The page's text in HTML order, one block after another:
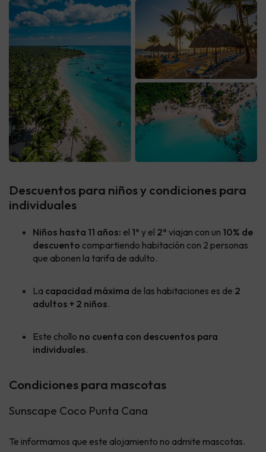
Descuentos para niños y condiciones para
individuales
Niños hasta 11 años: el 1º y el 2º viajan con un 10% de
descuento compartiendo habitación con 2 personas
que abonen la tarifa de adulto.
La capacidad máxima de las habitaciones es de 2
adultos + 2 niños.
Este chollo no cuenta con descuentos para
individuales.
Condiciones para mascotas
Sunscape Coco Punta Cana
Te informamos que este alojamiento no admite mascotas.